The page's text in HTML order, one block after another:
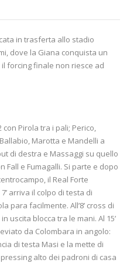
in trasferta allo stadio
dove la Giana conquista un
forcing finale non riesce ad
Pirola tra i pali; Perico,
Marotta e Mandelli a
di destra e Massaggi su quello
Fall e Fumagalli. Si parte e dopo
il Real Forte
arriva il colpo di testa di
para facilmente. All’8’ cross di
uscita blocca tra le mani. Al 15’
da Colombara in angolo:
di testa Masi e la mette di
alto dei padroni di casa